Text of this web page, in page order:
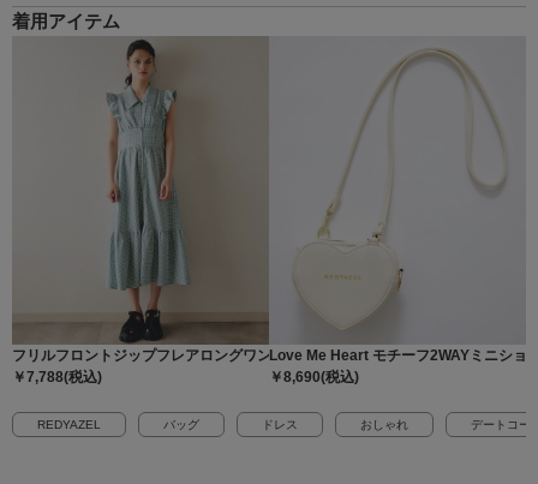
着用アイテム
フリルフロントジップフレアロングワンピース
￥7,788(税込)
Love Me Heart モチーフ2WAYミニショ
￥8,690(税込)
REDYAZEL バッグ ドレス おしゃれ デートコー